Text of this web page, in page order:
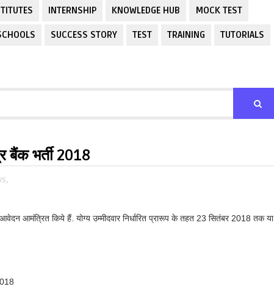
INTERNSHIP KNOWLEDGE HUB MOCK TEST
SUCCESS STORY TEST TRAINING TUTORIALS
बैंक भर्ती 2018
आमंत्रित किये हैं. योग्य उम्मीदवार निर्धारित प्रारूप के तहत 23 सितंबर 2018 तक या